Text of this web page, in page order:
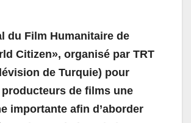
du Film Humanitaire de
Citizen», organisé par TRT
de Turquie) pour
de films une
importante afin d’aborder